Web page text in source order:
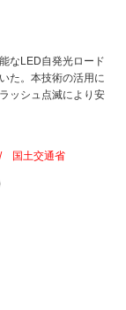
なLED自発光ロード
た。本技術の活用に
ッシュ点滅により安
国土交通省